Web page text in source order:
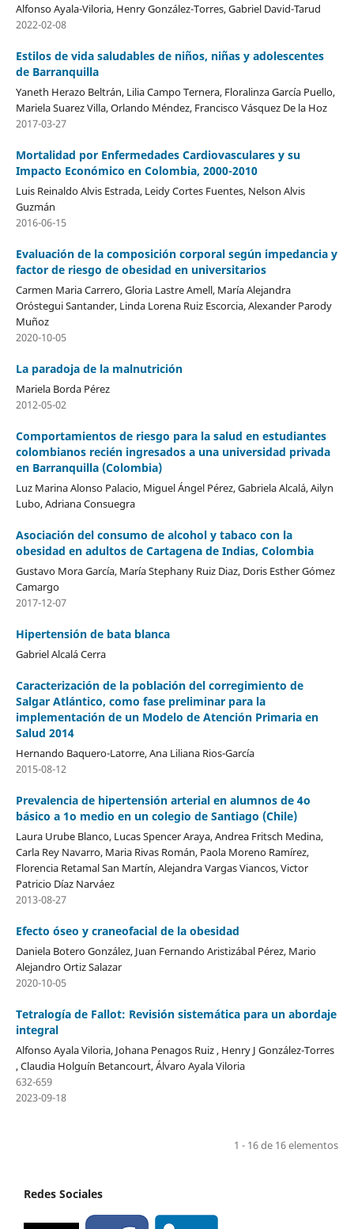
Alfonso Ayala-Viloria, Henry González-Torres, Gabriel David-Tarud
2022-02-08
Estilos de vida saludables de niños, niñas y adolescentes
de Barranquilla
Yaneth Herazo Beltrán, Lilia Campo Ternera, Floralinza García Puello,
Mariela Suarez Villa, Orlando Méndez, Francisco Vásquez De la Hoz
2017-03-27
Mortalidad por Enfermedades Cardiovasculares y su
Impacto Económico en Colombia, 2000-2010
Luis Reinaldo Alvis Estrada, Leidy Cortes Fuentes, Nelson Alvis
Guzmán
2016-06-15
Evaluación de la composición corporal según impedancia y
factor de riesgo de obesidad en universitarios
Carmen Maria Carrero, Gloria Lastre Amell, María Alejandra
Oróstegui Santander, Linda Lorena Ruiz Escorcia, Alexander Parody
Muñoz
2020-10-05
La paradoja de la malnutrición
Mariela Borda Pérez
2012-05-02
Comportamientos de riesgo para la salud en estudiantes
colombianos recién ingresados a una universidad privada
en Barranquilla (Colombia)
Luz Marina Alonso Palacio, Miguel Ángel Pérez, Gabriela Alcalá, Ailyn
Lubo, Adriana Consuegra
Asociación del consumo de alcohol y tabaco con la
obesidad en adultos de Cartagena de Indias, Colombia
Gustavo Mora García, María Stephany Ruiz Diaz, Doris Esther Gómez
Camargo
2017-12-07
Hipertensión de bata blanca
Gabriel Alcalá Cerra
Caracterización de la población del corregimiento de
Salgar Atlántico, como fase preliminar para la
implementación de un Modelo de Atención Primaria en
Salud 2014
Hernando Baquero-Latorre, Ana Liliana Rios-García
2015-08-12
Prevalencia de hipertensión arterial en alumnos de 4o
básico a 1o medio en un colegio de Santiago (Chile)
Laura Urube Blanco, Lucas Spencer Araya, Andrea Fritsch Medina,
Carla Rey Navarro, Maria Rivas Román, Paola Moreno Ramírez,
Florencia Retamal San Martín, Alejandra Vargas Viancos, Victor
Patricio Díaz Narváez
2013-08-27
Efecto óseo y craneofacial de la obesidad
Daniela Botero González, Juan Fernando Aristizábal Pérez, Mario
Alejandro Ortiz Salazar
2020-10-05
Tetralogía de Fallot: Revisión sistemática para un abordaje
integral
Alfonso Ayala Viloria, Johana Penagos Ruiz , Henry J González-Torres
, Claudia Holguín Betancourt, Álvaro Ayala Viloria
632-659
2023-09-18
1 - 16 de 16 elementos
Redes Sociales